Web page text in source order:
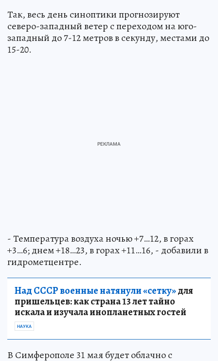
Так, весь день синоптики прогнозируют
северо-западный ветер с переходом на юго-
западный до 7-12 метров в секунду, местами до
15-20.
- Температура воздуха ночью +7…12, в горах
+3…6; днем +18…23, в горах +11…16, - добавили в
гидрометцентре.
Над СССР военные натянули «сетку»для
пришельцев: как страна 13 лет тайно
искала и изучала инопланетных гостей
НАУКА
В Симферополе 31 мая будет облачно с